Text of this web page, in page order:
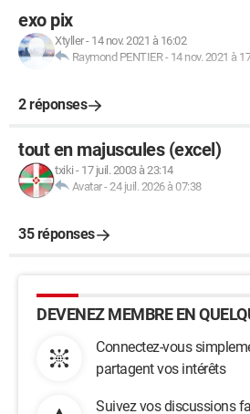
exo pix
Xtyller- 14 nov. 2021 à 16:02
Raymond PENTIER- 14 nov. 2021 à
2 réponses
tout en majuscules (excel)
txiki - 17 juil. 2003 à 23:14
Avatar-24 juil. 2026 à 07:38
35 réponses
DEVENEZ MEMBRE EN
Connectez-vous
partagent vos intérêts
Suivez vos discussions